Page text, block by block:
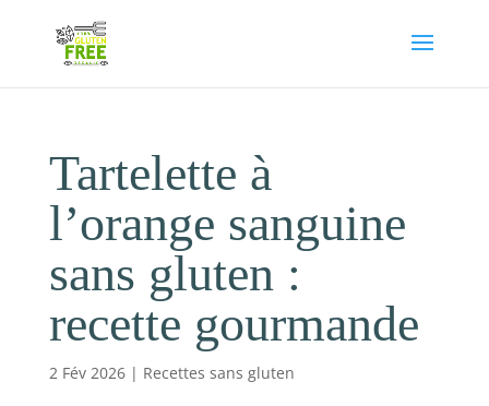
Tartelette à
l’orange sanguine
sans gluten :
recette gourmande
2 Fév 2026| Recettes sans gluten